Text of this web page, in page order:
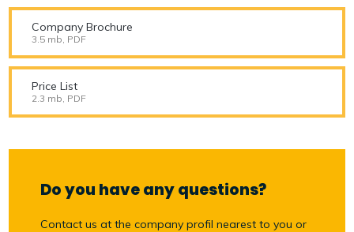
Company Brochure
3.5 mb, PDF
Price List
2.3 mb, PDF
Do you have any questions?
Contact us at the company profil nearest to you or